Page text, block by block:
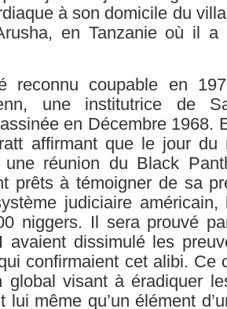
à son domicile du
en Tanzanie où il a
reconnu coupable en
une institutrice de
en Décembre 1968.
affirmant que le jour du
une réunion du Black
prêts à témoigner de sa
judiciaire américain,
niggers. Il sera prouvé
avaient dissimulé les
confirmaient cet alibi. Ce
global visant à éradiquer
lui même qu’un élément